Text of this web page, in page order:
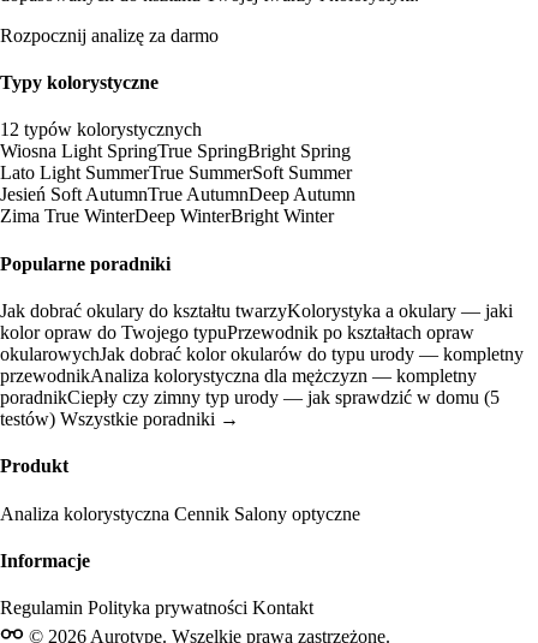
Rozpocznij analizę za darmo
Typy kolorystyczne
12 typów kolorystycznych
Wiosna Light SpringTrue SpringBright Spring
Lato Light SummerTrue SummerSoft Summer
Jesień Soft AutumnTrue AutumnDeep Autumn
Zima True WinterDeep WinterBright Winter
Popularne poradniki
Jak dobrać okulary do kształtu twarzyKolorystyka a okulary — jaki
kolor opraw do Twojego typuPrzewodnik po kształtach opraw
okularowychJak dobrać kolor okularów do typu urody — kompletny
przewodnikAnaliza kolorystyczna dla mężczyzn — kompletny
poradnikCiepły czy zimny typ urody — jak sprawdzić w domu (5
testów) Wszystkie poradniki →
Produkt
Analiza kolorystyczna Cennik Salony optyczne
Informacje
Regulamin Polityka prywatności Kontakt
© 2026 Aurotype. Wszelkie prawa zastrzeżone.